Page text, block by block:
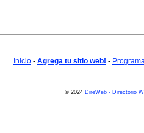
Inicio - Agrega tu sitio web! -
© 2024 DireWeb - Directorio